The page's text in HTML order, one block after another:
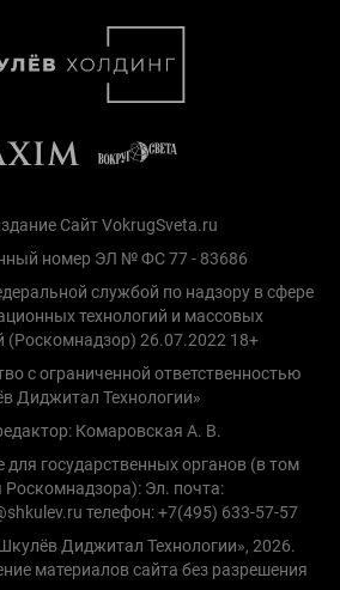
Сайт VokrugSveta.ru
номер ЭЛ № ФС 77 - 83686
службой по надзору в сфере
технологий и массовых
(Роскомнадзор) 26.07.2022 18+
с ограниченной ответственностью
Диджитал Технологии»
Комаровская А. В.
государственных органов (в том
Роскомнадзора): Эл. почта:
телефон: +7(495) 633-57-57
Диджитал Технологии», 2026.
материалов сайта без разрешения